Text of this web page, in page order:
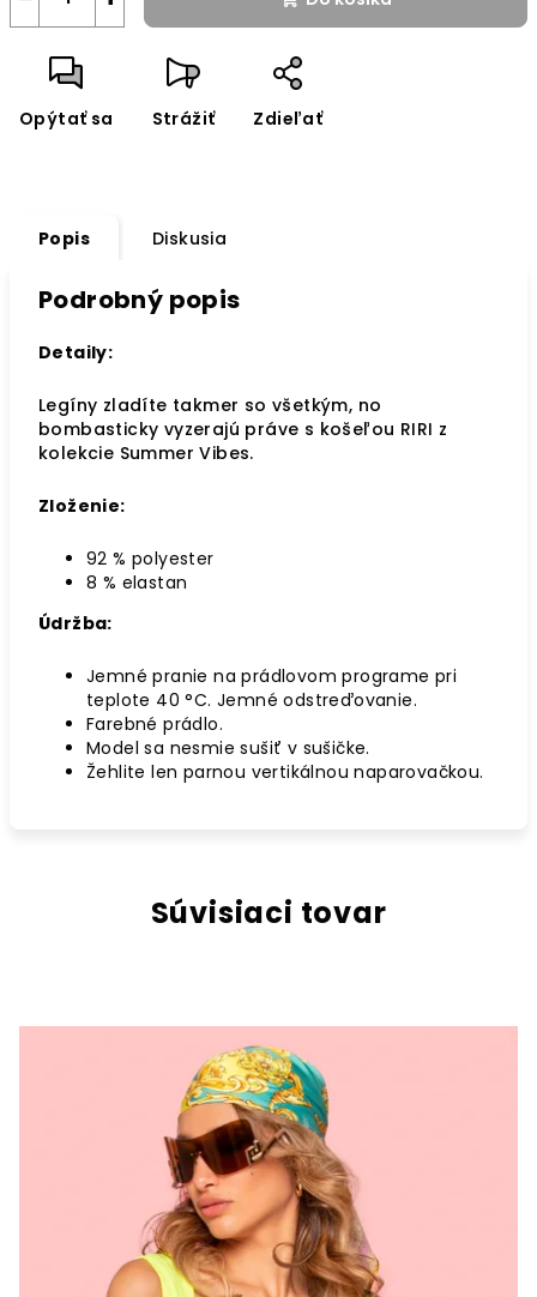
Opýtať sa Strážiť Zdieľať
Popis Diskusia
Podrobný popis
Detaily:
Legíny zladíte takmer so všetkým, no
bombasticky vyzerajú práve s košeľou RIRI z
kolekcie Summer Vibes.
Zloženie:
92 % polyester
8 % elastan
Údržba:
Jemné pranie na prádlovom programe pri
teplote 40 °C. Jemné odstreďovanie.
Farebné prádlo.
Model sa nesmie sušiť v sušičke.
Žehlite len parnou vertikálnou naparovačkou.
Súvisiaci tovar